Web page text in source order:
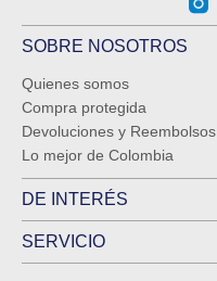
SOBRE NOSOTROS
Quienes somos
Compra protegida
Devoluciones y Reembolsos
Lo mejor de Colombia
DE INTERÉS
SERVICIO